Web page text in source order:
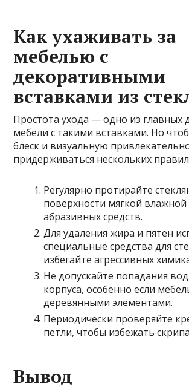
Как ухаживать за
мебелью с
декоративными
вставками из
Простота ухода — одно из главных
мебели с такими вставками. Но
блеск и визуальную
придерживаться нескольких
Регулярно протирайте
поверхности мягкой
абразивных средств.
Для удаления жира и пятен
специальные средства для
избегайте агрессивных
Не допускайте попадания
корпуса, особенно если
деревянными элементами.
Периодически проверяйте
петли, чтобы избежать
Вывод